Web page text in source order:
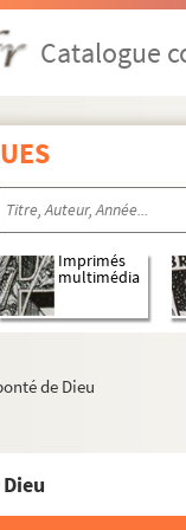
Catalogue
Imprimés
multimédia
de Dieu
Maronis carmen
cum glossa
e sacris libris
de Gorrhan, de
Summula logice, de
de Waleys Anglici,
de Festis LII)
ecclesiæ S. Lupi